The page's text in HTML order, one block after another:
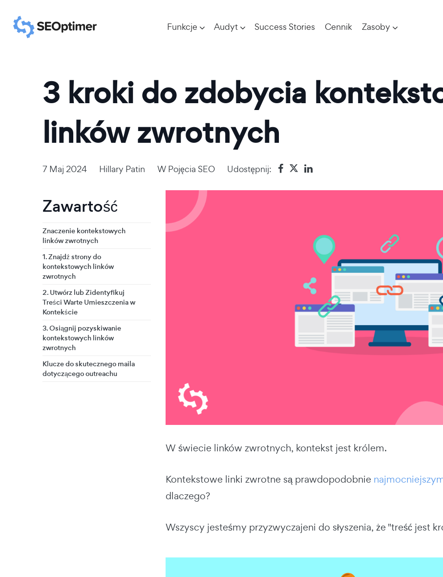
Funkcje Audyt Success Stories Cennik Zasoby
3 kroki do zdobycia
linków zwrotnych
7 Maj 2024 Hillary Patin W Pojęcia SEO Udostępnij:
Zawartość
Znaczenie kontekstowych
linków zwrotnych
1. Znajdź strony do
kontekstowych linków
zwrotnych
2. Utwórz lub Zidentyfikuj
Treści Warte Umieszczenia w
Kontekście
3. Osiągnij pozyskiwanie
kontekstowych linków
zwrotnych
Klucze do skutecznego maila
dotyczącego outreachu
W świecie linków zwrotnych, kontekst jest królem.
Kontekstowe linki zwrotne są prawdopodobnie
dlaczego?
Wszyscy jesteśmy przyzwyczajeni do słyszenia, że "treść jest